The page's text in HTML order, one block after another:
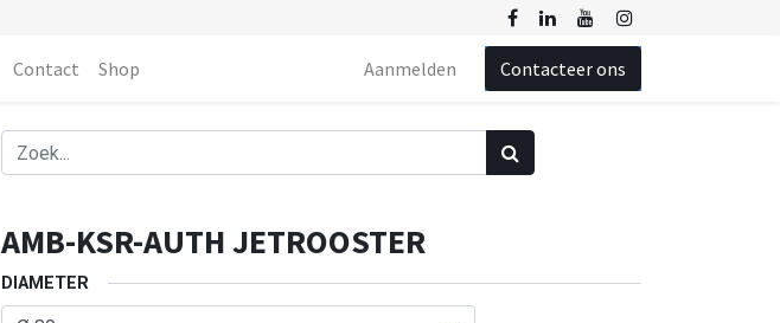
Contact Shop Aanmelden Contacteer ons
AMB-KSR-AUTH JETROOSTER
DIAMETER